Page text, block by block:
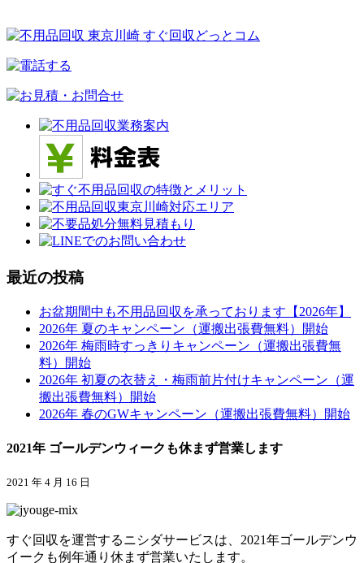
最近の投稿
お盆期間中も不用品回収を承っております【2026年】
2026年 夏のキャンペーン（運搬出張費無料）開始
2026年 梅雨時すっきりキャンペーン（運搬出張費無
料）開始
2026年 初夏の衣替え・梅雨前片付けキャンペーン（運
搬出張費無料）開始
2026年 春のGWキャンペーン（運搬出張費無料）開始
2021年 ゴールデンウィークも休まず営業します
2021 年 4 月 16 日
すぐ回収を運営するニシダサービスは、2021年ゴールデンウ
イークも例年通り休まず営業いたします。